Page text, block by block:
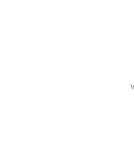
View as data table,
The chart has 1 Y axis